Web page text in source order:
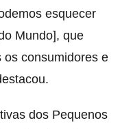
esquecer
Mundo], que
os consumidores e
dos Pequenos